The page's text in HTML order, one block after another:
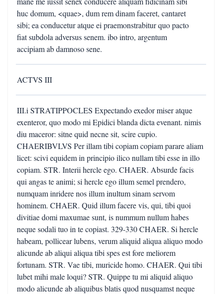
huc domum, <quae>, dum rem dinam faceret, cantaret
sibi; ea conducetur atque ei praemonstrabitur quo pacto
fiat subdola adversus senem. ibo intro, argentum
accipiam ab damnoso sene.
ACTVS III
III.i STRATIPPOCLES Expectando exedor miser atque
exenteror, quo modo mi Epidici blanda dicta evenant. nimis
diu maceror: sitne quid necne sit, scire cupio.
CHAERIBVLVS Per illam tibi copiam copiam parare aliam
licet: scivi equidem in principio ilico nullam tibi esse in illo
copiam. STR. Interii hercle ego. CHAER. Absurde facis
qui angas te animi; si hercle ego illum semel prendero,
numquam inridere nos illum inultum sinam servom
hominem. CHAER. Quid illum facere vis, qui, tibi quoi
divitiae domi maxumae sunt, is nummum nullum habes
neque sodali tuo in te copiast. 329-330 CHAER. Si hercle
habeam, pollicear lubens, verum aliquid aliqua aliquo modo
alicunde ab aliqui aliqua tibi spes est fore meliorem
fortunam. STR. Vae tibi, muricide homo. CHAER. Qui tibi
lubet mihi male loqui? STR. Quippe tu mi aliquid aliquo
modo alicunde ab aliquibus blatis quod nusquamst neque